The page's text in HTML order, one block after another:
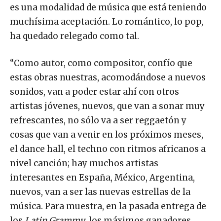
es una modalidad de música que está teniendo
muchísima aceptación. Lo romántico, lo pop,
ha quedado relegado como tal.
“Como autor, como compositor, confío que
estas obras nuestras, acomodándose a nuevos
sonidos, van a poder estar ahí con otros
artistas jóvenes, nuevos, que van a sonar muy
refrescantes, no sólo va a ser reggaetón y
cosas que van a venir en los próximos meses,
el dance hall, el techno con ritmos africanos a
nivel canción; hay muchos artistas
interesantes en España, México, Argentina,
nuevos, van a ser las nuevas estrellas de la
música. Para muestra, en la pasada entrega de